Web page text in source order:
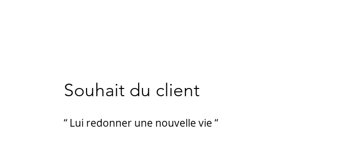
Souhait du client
“ Lui redonner une nouvelle vie “​